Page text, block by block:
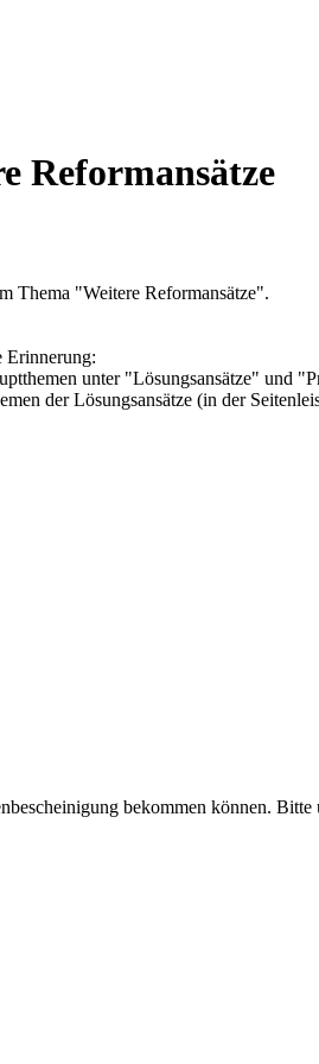
Reformansätze
Thema "Weitere Reformansätze".
Erinnerung:
unter "Lösungsansätze" und
der Lösungsansätze (in der
bekommen können. Bitte